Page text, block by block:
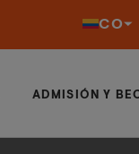
CO
ADMISIÓN Y